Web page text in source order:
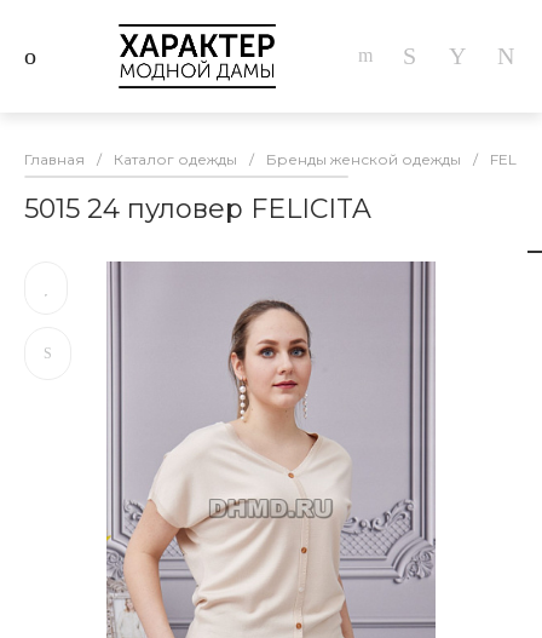
Главная / Каталог одежды / Бренды женской одежды /
5015 24 пуловер FELICITA